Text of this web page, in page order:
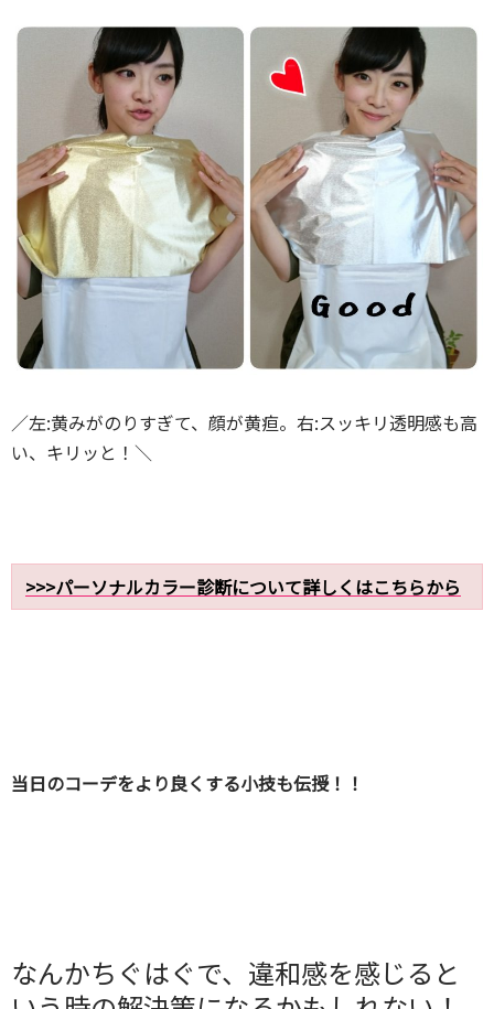
／左:黄みがのりすぎて、顔が黄疸。右:スッキリ透明感も高
い、キリッと！＼
>>>パーソナルカラー診断について詳しくはこちらから
当日のコーデをより良くする小技も伝授！！
なんかちぐはぐで、違和感を感じると